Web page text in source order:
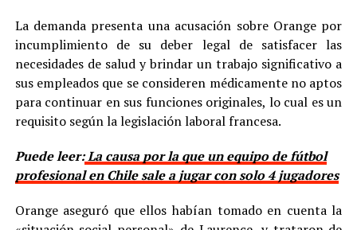
La demanda presenta una acusación sobre Orange por
incumplimiento de su deber legal de satisfacer las
necesidades de salud y brindar un trabajo significativo a
sus empleados que se consideren médicamente no aptos
para continuar en sus funciones originales, lo cual es un
requisito según la legislación laboral francesa.
Puede leer:La causa por la que un equipo de fútbol
profesional en Chile sale a jugar con solo 4 jugadores
Orange aseguró que ellos habían tomado en cuenta la